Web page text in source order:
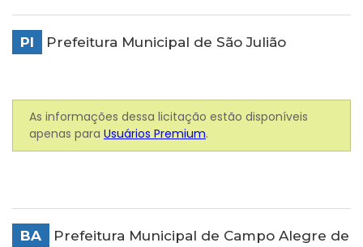
PI Prefeitura Municipal de São Julião
As informações dessa licitação estão disponíveis
apenas para Usuários Premium.
BA
Prefeitura Municipal de Campo Alegre de